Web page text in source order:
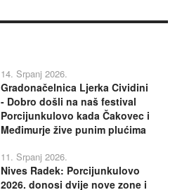
14. Srpanj 2026.
Gradonačelnica Ljerka Cividini
- Dobro došli na naš festival
Porcijunkulovo kada Čakovec i
Međimurje žive punim plućima
11. Srpanj 2026.
Nives Radek: Porcijunkulovo
2026. donosi dvije nove zone i